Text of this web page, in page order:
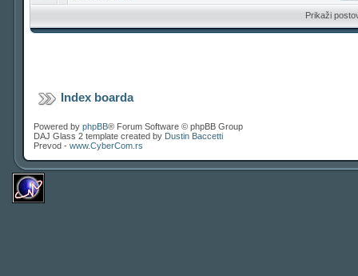
Prikaži
Index boarda
Powered by phpBB® Forum Software © phpBB Group
DAJ Glass 2 template created by Dustin Baccetti
Prevod - www.CyberCom.rs